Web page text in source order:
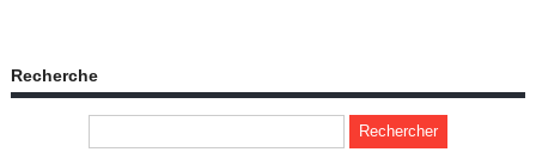
Recherche